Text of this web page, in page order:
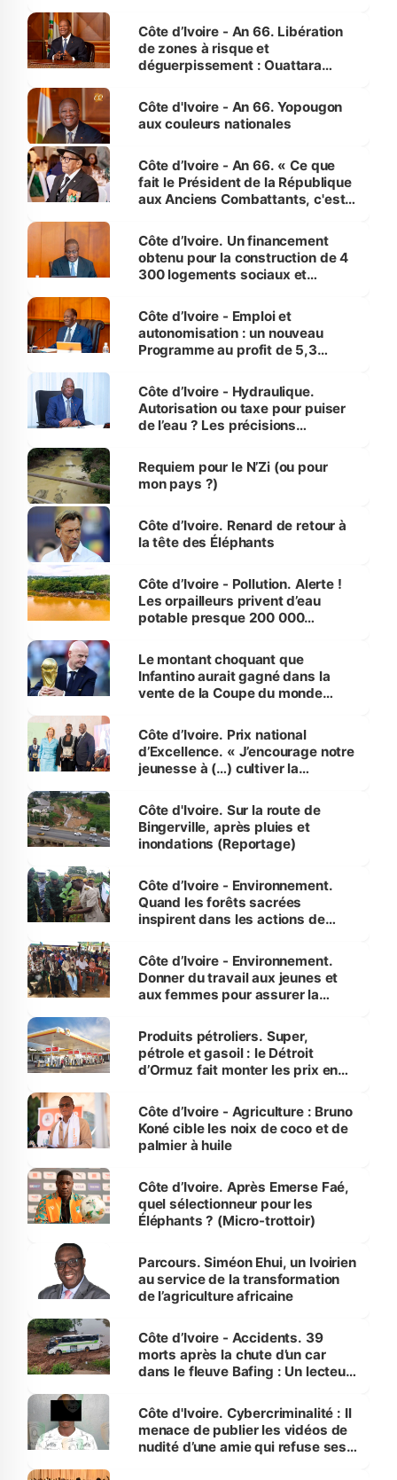
milieu des sinistrés
Côte d’Ivoire - An 66. Libération
de zones à risque et
déguerpissement : Ouattara
l'Etat de droit pour préserver les
vies humaines »
Côte d'Ivoire - An 66. Yopougon
aux couleurs nationales
Côte d’Ivoire - An 66. « Ce que
fait le Président de la République
aux Anciens Combattants, c'est
Côte d’Ivoire. Un financement
obtenu pour la construction de 4
300 logements sociaux et
et Yamoussoukro
Côte d’Ivoire - Emploi et
autonomisation : un nouveau
Programme au profit de 5,3
Côte d’Ivoire - Hydraulique.
Autorisation ou taxe pour puiser
de l’eau ? Les précisions
Requiem pour le N’Zi (ou pour
mon pays ?)
Côte d’Ivoire. Renard de retour à
la tête des Éléphants
Côte d’Ivoire - Pollution. Alerte !
Les orpailleurs privent d’eau
potable presque 200 000
Le montant choquant que
Infantino aurait gagné dans la
vente de la Coupe du monde
Côte d’Ivoire. Prix national
d’Excellence. « J’encourage notre
jeunesse à (…) cultiver la
(Alassane Ouattara
Côte d'Ivoire. Sur la route de
Bingerville, après pluies et
inondations (Reportage)
Côte d’Ivoire - Environnement.
Quand les forêts sacrées
inspirent dans les actions de
Côte d’Ivoire - Environnement.
Donner du travail aux jeunes et
aux femmes pour assurer la
menacées
Produits pétroliers. Super,
pétrole et gasoil : le Détroit
d’Ormuz fait monter les prix en
Côte d’Ivoire - Agriculture : Bruno
Koné cible les noix de coco et de
palmier à huile
Côte d’Ivoire. Après Emerse Faé,
quel sélectionneur pour les
Éléphants ? (Micro-trottoir)
Parcours. Siméon Ehui, un Ivoirien
au service de la transformation
de l’agriculture africaine
Côte d’Ivoire - Accidents. 39
morts après la chute d’un car
dans le fleuve Bafing : Un lecteur
des Transports
Côte d'Ivoire. Cybercriminalité : Il
menace de publier les vidéos de
nudité d’une amie qui refuse ses